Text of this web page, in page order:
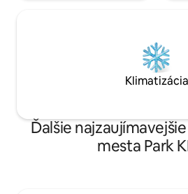
Klimatizácia
Ďalšie
mesta Park